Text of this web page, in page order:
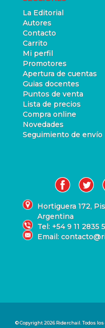
La Editorial
Autores
Contacto
Carrito
Mi perfil
Promotores
Apertura de cuentas
Guias docentes
Puntos de venta
Lista de precios
Compra online
Novedades
Seguimiento de envío
Hortiguera 172,
Argentina
Tel: +54 9 11
Email:
© Copyright 2026 Riderchail. Todos